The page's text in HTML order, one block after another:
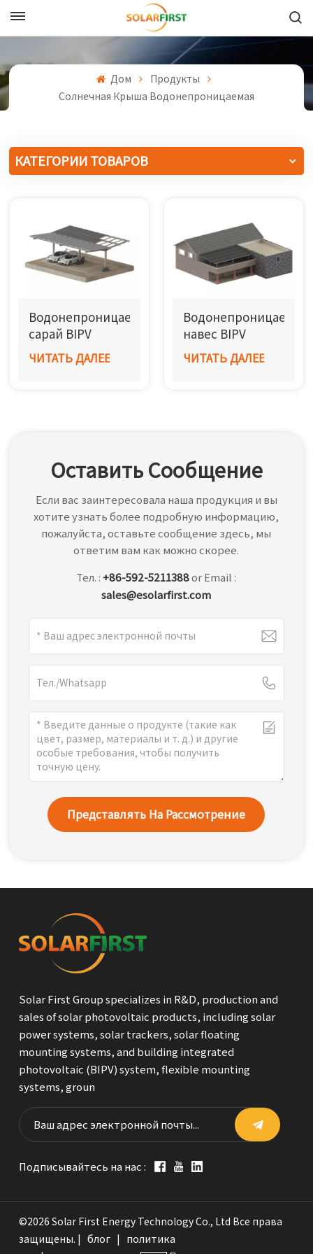
中文
Español
Português
한국어
بالعربية
Дом
Продукты
Солнечная Крыша Водонепроницаемая
КАТЕГОРИИ ТОВАРОВ
Водонепроницаемый
сарай BIPV
(сталь)
ЧИТАТЬ ДАЛЕЕ
Водонепроницаемый
навес BIPV
(алюминий)
ЧИТАТЬ ДАЛЕЕ
Оставить Сообщение
Если вас заинтересовала наша продукция и вы
хотите узнать более подробную информацию,
пожалуйста, оставьте сообщение здесь, мы
ответим вам как можно скорее.
Тел. :+86-592-5211388or Email :
sales@esolarfirst.com
Представлять На Рассмотрение
Solar First Group specializes in R&D, production and
sales of solar photovoltaic products, including solar
power systems, solar trackers, solar floating
mounting systems, and building integrated
photovoltaic (BIPV) system, flexible mounting
systems, groun
Подписывайтесь на нас :
©2026 Solar First Energy Technology Co., Ltd Все права
защищены. |
блог
политика